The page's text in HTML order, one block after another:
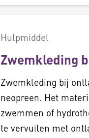
Hulpmiddel
Zwemkleding
Zwemkleding bij
neopreen. Het
zwemmen of
te vervuilen met